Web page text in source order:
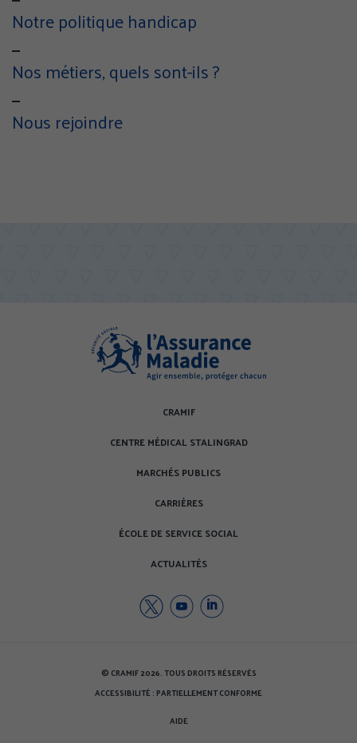
Notre politique handicap
Nos métiers, quels sont-ils ?
Nous rejoindre
CRAMIF
CENTRE MÉDICAL STALINGRAD
MARCHÉS PUBLICS
CARRIÈRES
ÉCOLE DE SERVICE SOCIAL
ACTUALITÉS
Twitter
de
(nouvelle
fenêtre)
Youtube
de
(nouvelle
fenêtre)
Youtube
de
(nouvelle
fenêtre)
© CRAMIF 2026. TOUS DROITS RÉSERVÉS
ACCESSIBILITÉ : PARTIELLEMENT CONFORME
AIDE